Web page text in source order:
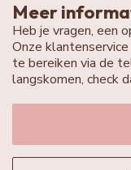
Meer
Heb je vragen, een
Onze
te bereiken via de
langskomen, check